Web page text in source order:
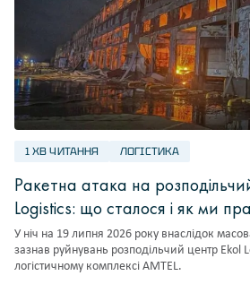
1 ХВ ЧИТАННЯ ЛОГІСТИКА
Ракетна атака на
Logistics: що сталося і як ми
У ніч на 19 липня 2026 року внаслідок
зазнав руйнувань розподільчий центр Ekol
логістичному комплексі AMTEL.